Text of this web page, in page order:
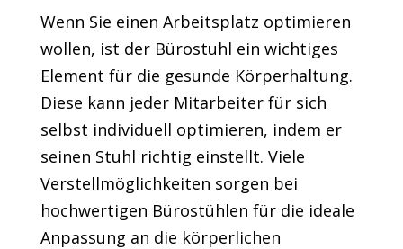
Wenn Sie einen Arbeitsplatz optimieren
wollen, ist der Bürostuhl ein wichtiges
Element für die gesunde Körperhaltung.
Diese kann jeder Mitarbeiter für sich
selbst individuell optimieren, indem er
seinen Stuhl richtig einstellt. Viele
Verstellmöglichkeiten sorgen bei
hochwertigen Bürostühlen für die ideale
Anpassung an die körperlichen